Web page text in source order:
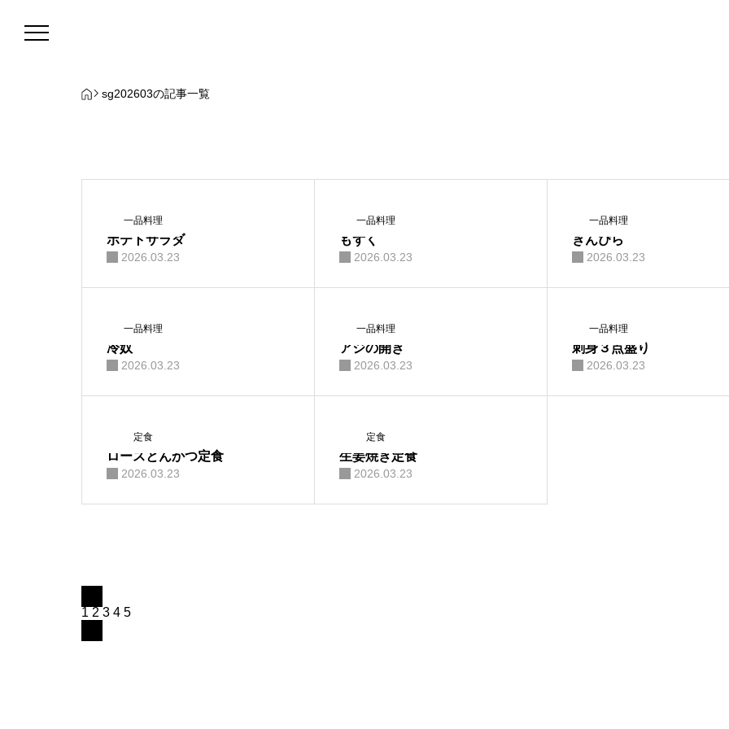
お知らせ
092-712-
sg202603の記事一覧
一品料理
ポテトサラダ
2026.03.23
一品料理
もずく
2026.03.23
一品料理
きんぴら
2026.03.23
一品料理
冷奴
2026.03.23
一品料理
アジの開き
2026.03.23
一品料理
刺身３点盛り
2026.03.23
定食
ロースとんかつ定食
2026.03.23
定食
生姜焼き定食
2026.03.23
1 2 3 4 5